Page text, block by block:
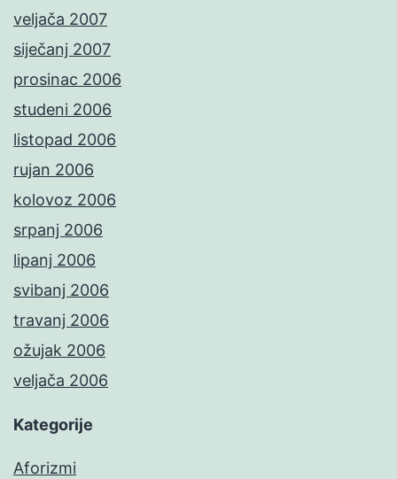
veljača 2007
siječanj 2007
prosinac 2006
studeni 2006
listopad 2006
rujan 2006
kolovoz 2006
srpanj 2006
lipanj 2006
svibanj 2006
travanj 2006
ožujak 2006
veljača 2006
Kategorije
Aforizmi